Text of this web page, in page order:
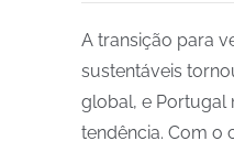
A transição para
sustentáveis
global, e Portugal
tendência. Com o